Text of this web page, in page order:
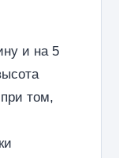
и на 5
том,